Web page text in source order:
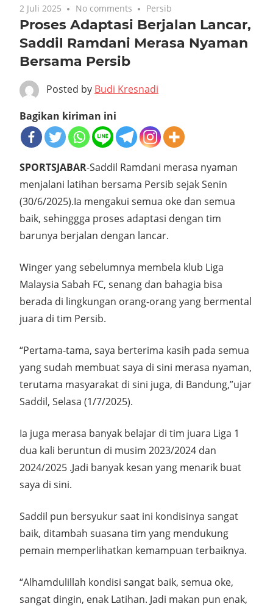
2 Juli 2025 No comments Persib
Proses Adaptasi Berjalan Lancar,
Saddil Ramdani Merasa Nyaman
Bersama Persib
Posted by Budi Kresnadi
Bagikan kiriman ini
SPORTSJABAR-Saddil Ramdani merasa nyaman
menjalani latihan bersama Persib sejak Senin
(30/6/2025).Ia mengakui semua oke dan semua
baik, sehinggga proses adaptasi dengan tim
barunya berjalan dengan lancar.
Winger yang sebelumnya membela klub Liga
Malaysia Sabah FC, senang dan bahagia bisa
berada di lingkungan orang-orang yang bermental
juara di tim Persib.
“Pertama-tama, saya berterima kasih pada semua
yang sudah membuat saya di sini merasa nyaman,
terutama masyarakat di sini juga, di Bandung,”ujar
Saddil, Selasa (1/7/2025).
Ia juga merasa banyak belajar di tim juara Liga 1
dua kali beruntun di musim 2023/2024 dan
2024/2025 .Jadi banyak kesan yang menarik buat
saya di sini.
Saddil pun bersyukur saat ini kondisinya sangat
baik, ditambah suasana tim yang mendukung
pemain memperlihatkan kemampuan terbaiknya.
“Alhamdulillah kondisi sangat baik, semua oke,
sangat dingin, enak Latihan. Jadi makan pun enak,